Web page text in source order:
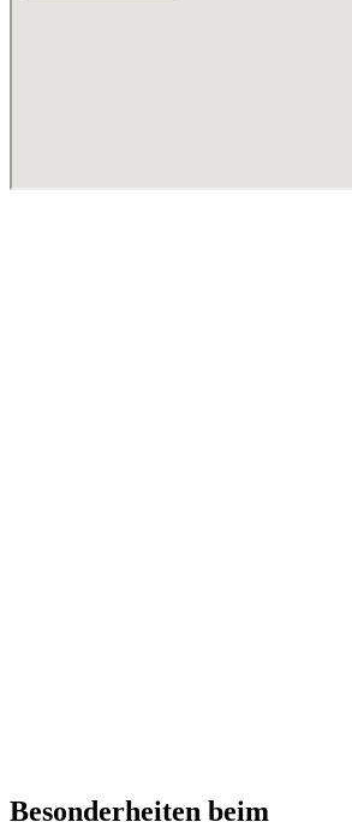
Besonderheiten beim